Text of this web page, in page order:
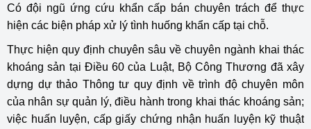
Có đội ngũ ứng cứu khẩn cấp bán chuyên trách để thực
hiện các biện pháp xử lý tình huống khẩn cấp tại chỗ.
Thực hiện quy định chuyên sâu về chuyên ngành khai thác
khoáng sản tại Điều 60 của Luật, Bộ Công Thương đã xây
dựng dự thảo Thông tư quy định về trình độ chuyên môn
của nhân sự quản lý, điều hành trong khai thác khoáng sản;
việc huấn luyện, cấp giấy chứng nhận huấn luyện kỹ thuật